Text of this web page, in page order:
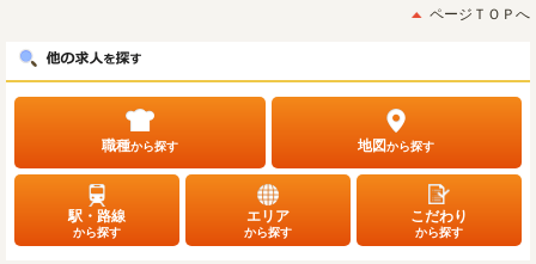
ページＴＯＰへ
職種から探す 地図から探す
駅・路線
から探す
エリア
から探す
こだわり
から探す